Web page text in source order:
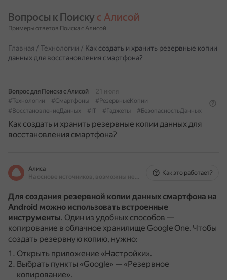
Вопросы к Поиску с Алисой
Примеры ответов Поиска с Алисой
Главная / Технологии / Как создать и хранить резервные копии
данных для восстановления смартфона?
Вопрос для Поиска с Алисой
21 июля
#Технологии
#Смартфоны
#РезервныеКопии
#ВосстановлениеДанных
#IT #Гаджеты #БезопасностьДанных
Как создать и хранить резервные копии данных для
восстановления смартфона?
Алиса
На основе источников, возможны неточности
Как это работает?
Для создания резервной копии данных смартфона на
Android можно использовать встроенные
инструменты. Один из удобных способов —
копирование в облачное хранилище Google One. Чтобы
создать резервную копию, нужно:
Открыть приложение «Настройки».
Выбрать пункты «Google» — «Резервное
копирование».